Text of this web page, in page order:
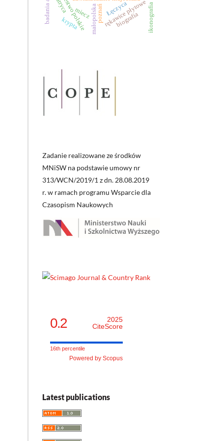
królestwo polskiemałopolska
miecz rękawice płytoweikonografia
Łęczyca
poznań biografia
krypta
Zadanie realizowane ze środków
MNiSW na podstawie umowy nr
313/WCN/2019/1 z dn. 28.08.2019
r. w ramach programu Wsparcie dla
Czasopism Naukowych
0.2
2025
CiteScore
16th percentile
Powered by Scopus
Latest publications